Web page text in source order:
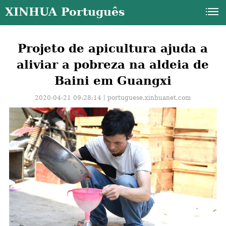
XINHUA Português
Projeto de apicultura ajuda a
aliviar a pobreza na aldeia de
Baini em Guangxi
2020-04-21 09:28:14丨portuguese.xinhuanet.com